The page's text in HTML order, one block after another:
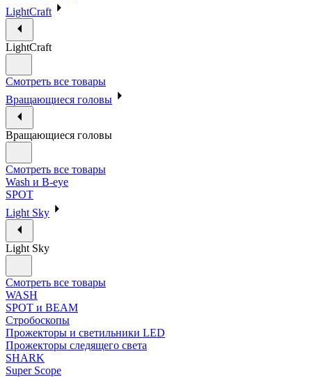
LightCraft
LightCraft
Смотреть все товары
Вращающиеся головы
Вращающиеся головы
Смотреть все товары
Wash и B-eye
SPOT
Light Sky
Light Sky
Смотреть все товары
WASH
SPOT и BEAM
Стробоскопы
Прожекторы и светильники LED
Прожекторы следящего света
SHARK
Super Scope